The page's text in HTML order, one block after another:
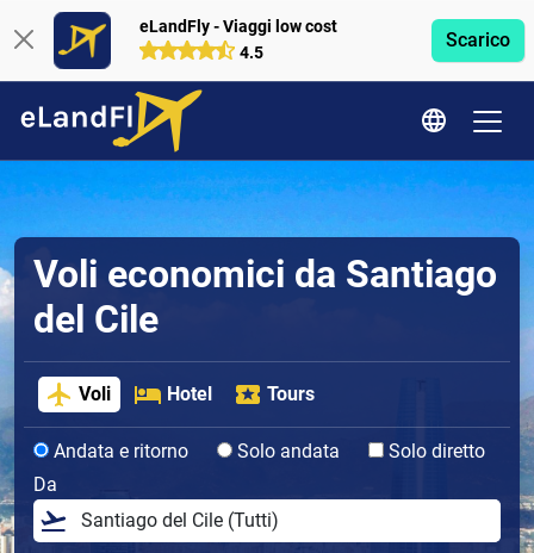
eLandFly - Viaggi low cost
4.5
Scarico
Voli economici da Santiago
del Cile
Voli Hotel Tours
Andata e ritorno Solo andata
Solo diretto
Da